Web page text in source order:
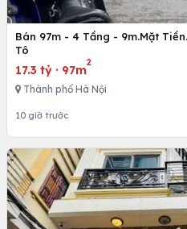
Bán 97m - 4 Tầng - 9m.Mặt
Tô
17.3 tỷ · 97m
2
Thành phố Hà Nội
10 giờ trước